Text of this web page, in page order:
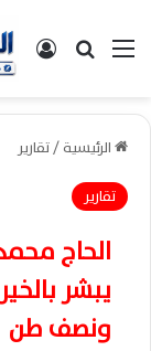
القائمةبحث عن
الرئيسية/تقارير
تقارير
الحاج
يبشر
ونصف طن